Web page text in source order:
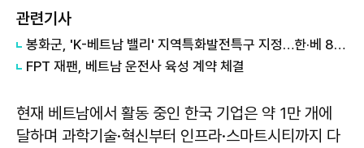
관련기사
봉화군, 'K-베트남 밸리' 지역특화발전특구 지정…한·베 800년 인연, 미래 성장동력으로
FPT 재팬, 베트남 운전사 육성 계약 체결
현재 베트남에서 활동 중인 한국 기업은 약 1만 개에
달하며 과학기술·혁신부터 인프라·스마트시티까지 다